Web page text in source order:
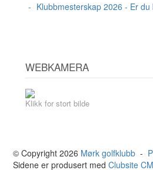
Klubbmesterskap 2026 - Er du
WEBKAMERA
Klikk for stort bilde
© Copyright 2026 Mørk golfklubb -
Sidene er produsert medClubsite